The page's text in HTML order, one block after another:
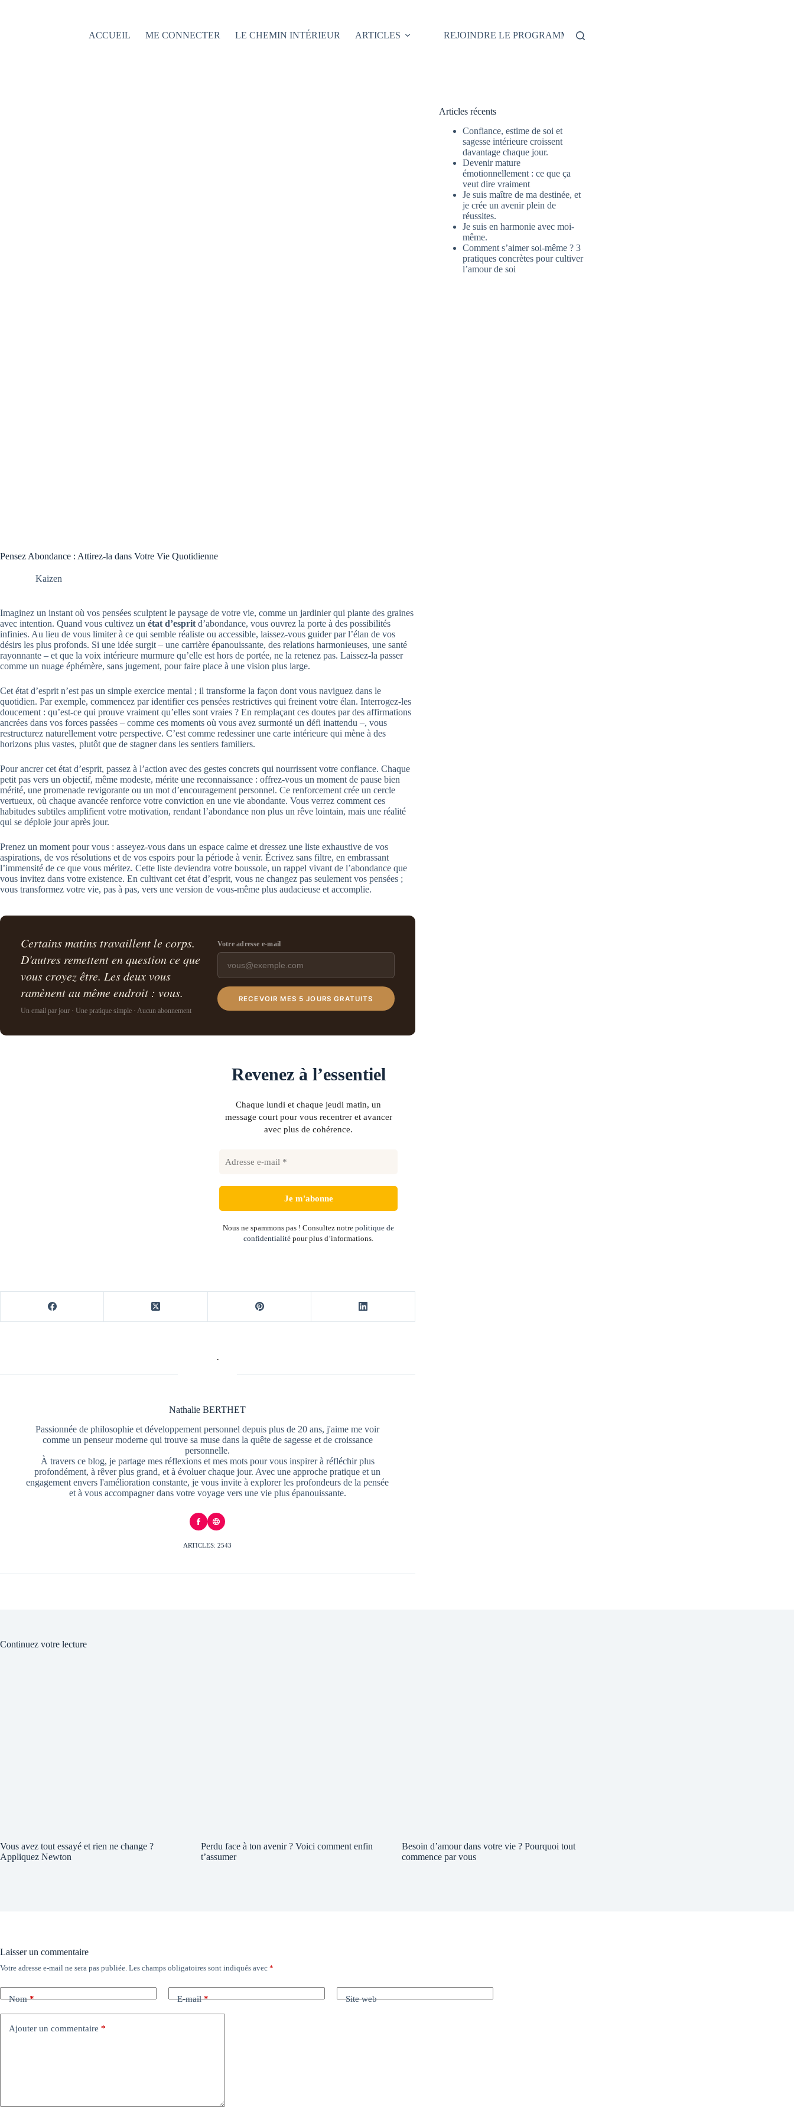
ACCUEIL
ME CONNECTER LE CHEMIN INTÉRIEUR ARTICLES REJOINDRE LE PROGRAMME
Pensez Abondance : Attirez-la dans Votre Vie Quotidienne
Kaizen
Imaginez un instant où vos pensées sculptent le paysage de votre vie, comme un jardinier qui plante des graines
avec intention. Quand vous cultivez un état d’esprit d’abondance, vous ouvrez la porte à des possibilités
infinies. Au lieu de vous limiter à ce qui semble réaliste ou accessible, laissez-vous guider par l’élan de vos
désirs les plus profonds. Si une idée surgit – une carrière épanouissante, des relations harmonieuses, une santé
rayonnante – et que la voix intérieure murmure qu’elle est hors de portée, ne la retenez pas. Laissez-la passer
comme un nuage éphémère, sans jugement, pour faire place à une vision plus large.
Cet état d’esprit n’est pas un simple exercice mental ; il transforme la façon dont vous naviguez dans le
quotidien. Par exemple, commencez par identifier ces pensées restrictives qui freinent votre élan. Interrogez-les
doucement : qu’est-ce qui prouve vraiment qu’elles sont vraies ? En remplaçant ces doutes par des affirmations
ancrées dans vos forces passées – comme ces moments où vous avez surmonté un défi inattendu –, vous
restructurez naturellement votre perspective. C’est comme redessiner une carte intérieure qui mène à des
horizons plus vastes, plutôt que de stagner dans les sentiers familiers.
Pour ancrer cet état d’esprit, passez à l’action avec des gestes concrets qui nourrissent votre confiance. Chaque
petit pas vers un objectif, même modeste, mérite une reconnaissance : offrez-vous un moment de pause bien
mérité, une promenade revigorante ou un mot d’encouragement personnel. Ce renforcement crée un cercle
vertueux, où chaque avancée renforce votre conviction en une vie abondante. Vous verrez comment ces
habitudes subtiles amplifient votre motivation, rendant l’abondance non plus un rêve lointain, mais une réalité
qui se déploie jour après jour.
Prenez un moment pour vous : asseyez-vous dans un espace calme et dressez une liste exhaustive de vos
aspirations, de vos résolutions et de vos espoirs pour la période à venir. Écrivez sans filtre, en embrassant
l’immensité de ce que vous méritez. Cette liste deviendra votre boussole, un rappel vivant de l’abondance que
vous invitez dans votre existence. En cultivant cet état d’esprit, vous ne changez pas seulement vos pensées ;
vous transformez votre vie, pas à pas, vers une version de vous-même plus audacieuse et accomplie.
Certains matins travaillent le corps.
D'autres remettent en question ce que
vous croyez être. Les deux vous
ramènent au même endroit : vous.
Un email par jour · Une pratique simple · Aucun abonnement
Votre adresse e-mail
RECEVOIR MES 5 JOURS GRATUITS
Revenez à l’essentiel
Chaque lundi et chaque jeudi matin, un
message court pour vous recentrer et avancer
avec plus de cohérence.
Nous ne spammons pas ! Consultez notrepolitique de
confidentialité pour plus d’informations.
Nathalie BERTHET
Passionnée de philosophie et développement personnel depuis plus de 20 ans, j'aime me voir
comme un penseur moderne qui trouve sa muse dans la quête de sagesse et de croissance
personnelle.
À travers ce blog, je partage mes réflexions et mes mots pour vous inspirer à réfléchir plus
profondément, à rêver plus grand, et à évoluer chaque jour. Avec une approche pratique et un
engagement envers l'amélioration constante, je vous invite à explorer les profondeurs de la pensée
et à vous accompagner dans votre voyage vers une vie plus épanouissante.
ARTICLES: 2543
Articles récents
Confiance, estime de soi et
sagesse intérieure croissent
davantage chaque jour.
Devenir mature
émotionnellement : ce que ça
veut dire vraiment
Je suis maître de ma destinée, et
je crée un avenir plein de
réussites.
Je suis en harmonie avec moi-
même.
Comment s’aimer soi-même ? 3
pratiques concrètes pour cultiver
l’amour de soi
Continuez votre lecture
Vous avez tout essayé et rien ne change ?
Appliquez Newton
Perdu face à ton avenir ? Voici comment enfin
t’assumer
Besoin d’amour dans votre vie ? Pourquoi tout
commence par vous
Laisser un commentaire
Votre adresse e-mail ne sera pas publiée. Les champs obligatoires sont indiqués avec *
Nom* E-mail* Site web
Ajouter un commentaire *